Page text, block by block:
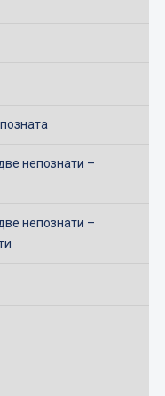
непознати –
непознати –